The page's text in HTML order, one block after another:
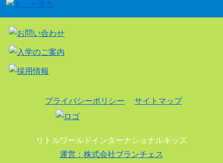
プライバシーポリシー サイトマップ
リトルワールドインターナショナルキッズ
運営：株式会社ブランチェス